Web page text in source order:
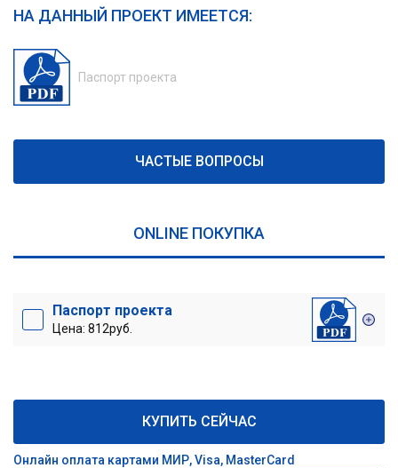
НА ДАННЫЙ ПРОЕКТ ИМЕЕТСЯ:
Паспорт проекта
ЧАСТЫЕ ВОПРОСЫ
ONLINE ПОКУПКА
Паспорт проекта
Цена: 812руб.
КУПИТЬ СЕЙЧАС
Онлайн оплата картами МИР, Visa, MasterCard